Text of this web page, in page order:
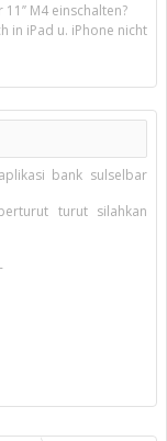
M4 einschalten?
in iPad u. iPhone nicht
bank sulselbar
turut silahkan